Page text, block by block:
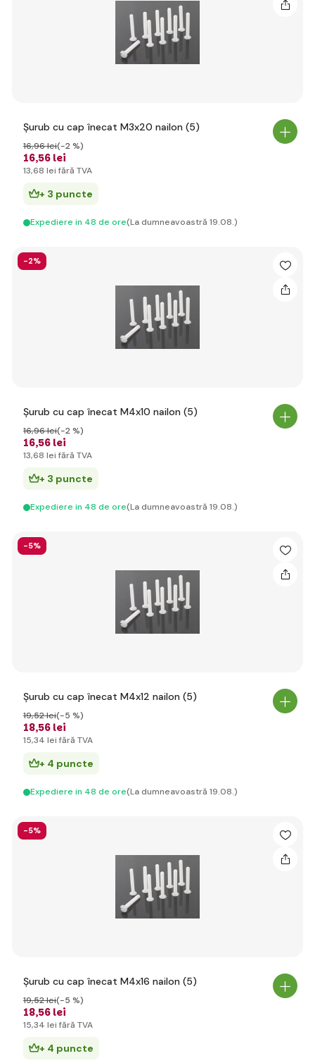
Șurub cu cap înecat M3x20 nailon (5)
16,56 lei
16,96 lei(-2 %)
13,68 lei fără TVA
+ 3 puncte
Expediere in 48 de ore(La dumneavoastră 19.08.)
-2%
Șurub cu cap înecat M4x10 nailon (5)
16,56 lei
16,96 lei(-2 %)
13,68 lei fără TVA
+ 3 puncte
Expediere in 48 de ore(La dumneavoastră 19.08.)
-5%
Șurub cu cap înecat M4x12 nailon (5)
18,56 lei
19,52 lei(-5 %)
15,34 lei fără TVA
+ 4 puncte
Expediere in 48 de ore(La dumneavoastră 19.08.)
-5%
Șurub cu cap înecat M4x16 nailon (5)
18,56 lei
19,52 lei(-5 %)
15,34 lei fără TVA
+ 4 puncte